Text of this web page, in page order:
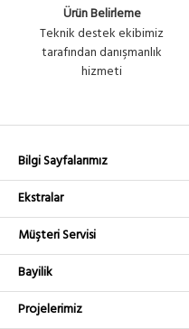
Ürün Belirleme
Teknik destek ekibimiz
tarafından danışmanlık
hizmeti
Bilgi Sayfalarımız
Ekstralar
Müşteri Servisi
Bayilik
Projelerimiz